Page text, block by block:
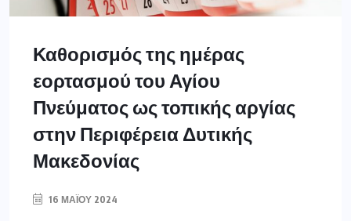
Καθορισμός της ημέρας
εορτασμού του Αγίου
Πνεύματος ως τοπικής αργίας
στην Περιφέρεια Δυτικής
Μακεδονίας
16 ΜΑΪ́ΟΥ 2024